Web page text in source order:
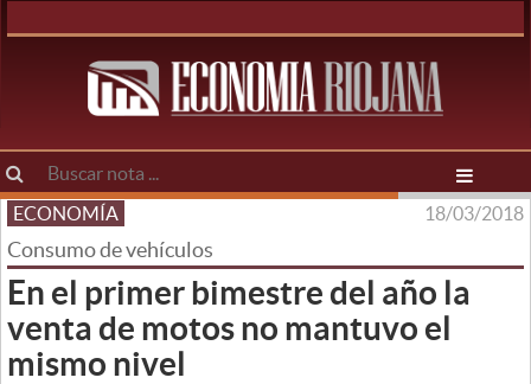
ECONOMÍA 18/03/2018
Consumo de vehículos
En el primer bimestre del año la
venta de motos no mantuvo el
mismo nivel